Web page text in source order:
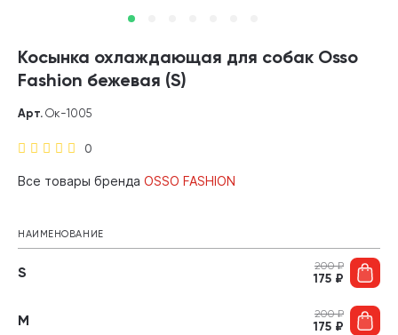
Косынка охлаждающая для собак Osso
Fashion бежевая (S)
0
Арт. Ок-1005
Все товары бренда OSSO FASHION
НАИМЕНОВАНИЕ
S 200₽
175 ₽
M 200₽
175 ₽